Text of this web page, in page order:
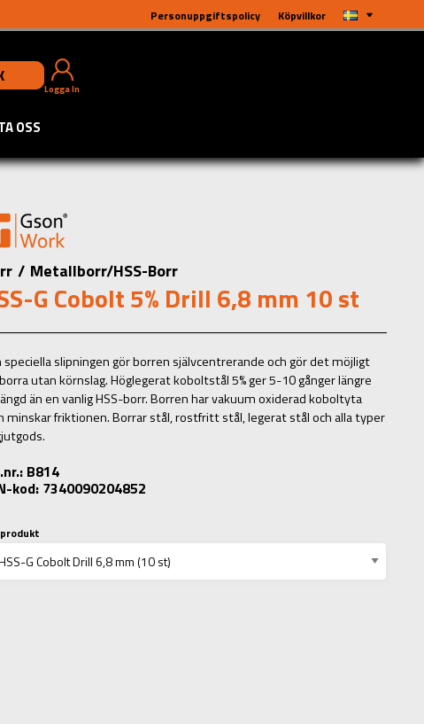
Personuppgiftspolicy Köpvillkor
Logga In
OSS
/ Metallborr/HSS-Borr
G Cobolt 5% Drill 6,8 mm 10 st
speciella slipningen gör borren självcentrerande och gör det möjligt
utan körnslag. Höglegerat koboltstål 5% ger 5-10 gånger längre
än en vanlig HSS-borr. Borren har vakuum oxiderad koboltyta
minskar friktionen. Borrar stål, rostfritt stål, legerat stål och alla typer
B814
kod: 7340090204852